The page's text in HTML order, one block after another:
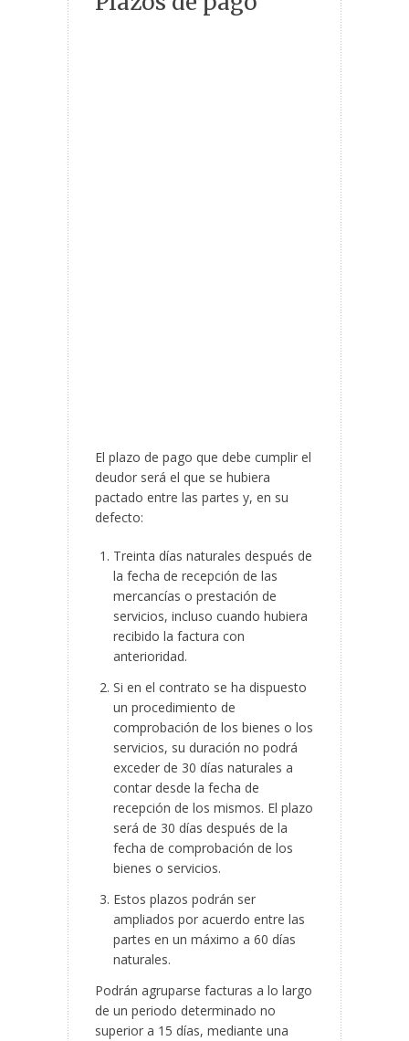
El plazo de pago que debe cumplir el
deudor será el que se hubiera
pactado entre las partes y, en su
defecto:
Treinta días naturales después de
la fecha de recepción de las
mercancías o prestación de
servicios, incluso cuando hubiera
recibido la factura con
anterioridad.
Si en el contrato se ha dispuesto
un procedimiento de
comprobación de los bienes o los
servicios, su duración no podrá
exceder de 30 días naturales a
contar desde la fecha de
recepción de los mismos. El plazo
será de 30 días después de la
fecha de comprobación de los
bienes o servicios.
Estos plazos podrán ser
ampliados por acuerdo entre las
partes en un máximo a 60 días
naturales.
Podrán agruparse facturas a lo largo
de un periodo determinado no
superior a 15 días, mediante una